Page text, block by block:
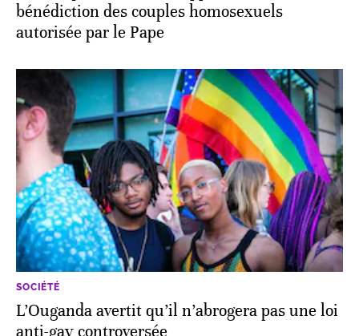
bénédiction des couples homosexuels
autorisée par le Pape
SOCIÉTÉ
L’Ouganda avertit qu’il n’abrogera pas une loi
anti-gay controversée